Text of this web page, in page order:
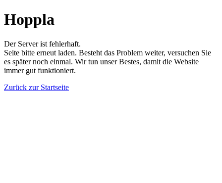
Hoppla
Der Server ist fehlerhaft.
Seite bitte erneut laden. Besteht das Problem weiter, versuchen Sie
es später noch einmal. Wir tun unser Bestes, damit die Website
immer gut funktioniert.
Zurück zur Startseite